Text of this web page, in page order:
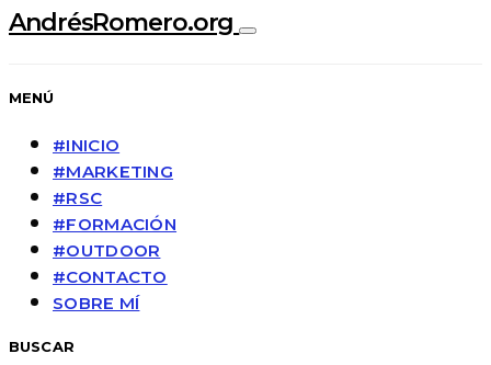
AndrésRomero.org
MENÚ
#INICIO
#MARKETING
#RSC
#FORMACIÓN
#OUTDOOR
#CONTACTO
SOBRE MÍ
BUSCAR